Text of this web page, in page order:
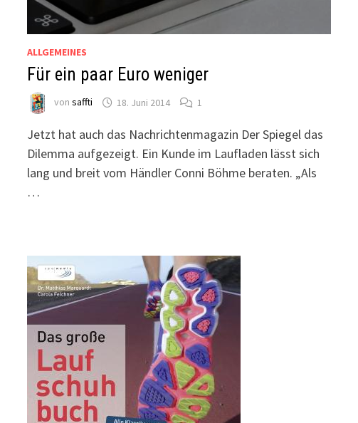
ALLGEMEINES
Für ein paar Euro weniger
vonsaffti 18. Juni 2014 1
Jetzt hat auch das Nachrichtenmagazin Der Spiegel das
Dilemma aufgezeigt. Ein Kunde im Laufladen lässt sich
lang und breit vom Händler Conni Böhme beraten. „Als
…